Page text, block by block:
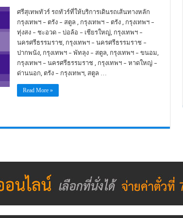
ศรีสุเทพทัวร์ รถทัวร์ที่ให้บริการเดินรถเส้นทางหลัก
กรุงเทพฯ – ตรัง – สตูล , กรุงเทพฯ – ตรัง , กรุงเทพฯ –
ทุ่งสง – ชะอวด – บ่อล้อ – เชียรใหญ่, กรุงเทพฯ –
นครศรีธรรมราช, กรุงเทพฯ – นครศรีธรรมราช –
ปากพนัง, กรุงเทพฯ – พัทลุง – สตูล, กรุงเทพฯ – ขนอม,
กรุงเทพฯ – นครศรีธรรมราช , กรุงเทพฯ – หาดใหญ่ –
ด่านนอก, ตรัง – กรุงเทพฯ, สตูล …
Read More »